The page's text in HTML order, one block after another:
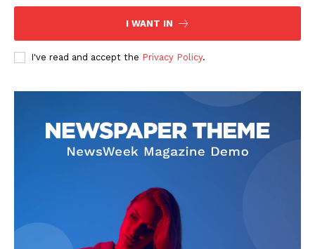
I WANT IN
I've read and accept the Privacy Policy.